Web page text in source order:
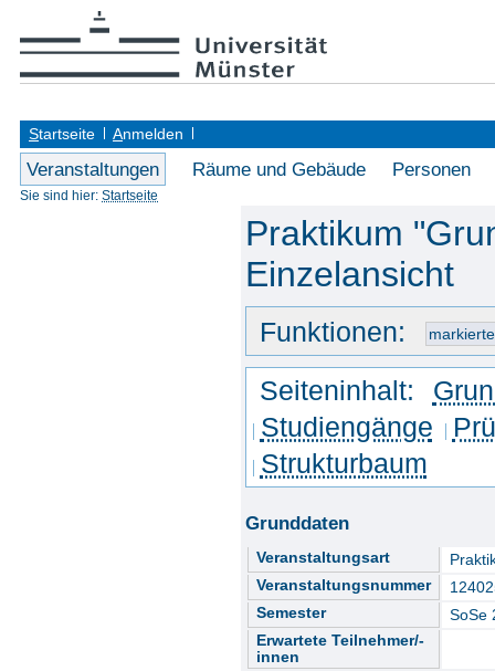
Startseite Anmelden
Veranstaltungen Räume und Gebäude Personen
Sie sind hier: Startseite
Praktikum
Einzelansicht
Funktionen:
Seiteninhalt:
Studiengänge
Strukturbaum
Grunddaten
Veranstaltungsart
Veranstaltungsnummer
Semester
SoSe
Erwartete Teilnehmer/-
innen